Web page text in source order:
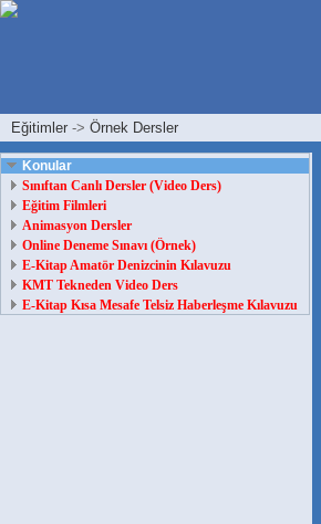
Eğitimler -> Örnek Dersler
Konular
Sınıftan Canlı Dersler (Video Ders)
Eğitim Filmleri
Animasyon Dersler
Online Deneme Sınavı (Örnek)
E-Kitap Amatör Denizcinin Kılavuzu
KMT Tekneden Video Ders
E-Kitap Kısa Mesafe Telsiz Haberleşme Kılavuzu